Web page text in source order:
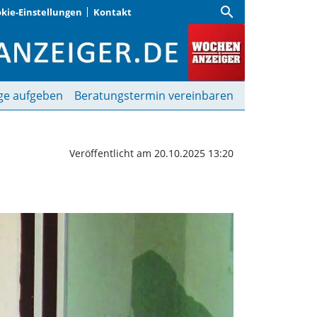
Einstellungen Kontakt search
durch
aufgeben Beratungstermin vereinbaren
Veröffentlicht am 20.10.2025 13:20